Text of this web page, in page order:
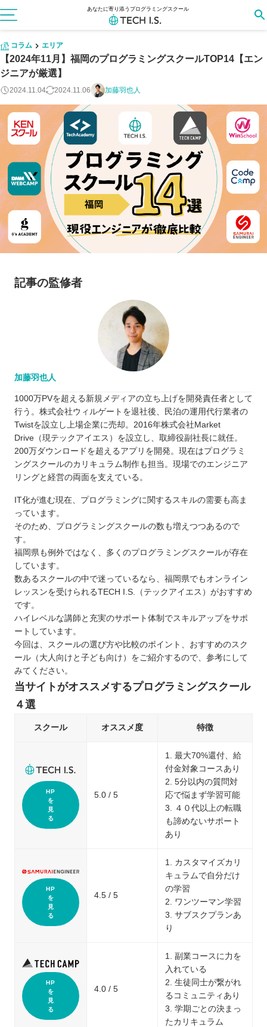
あなたに寄り添うプログラミングスクール
コラム エリア
【2024年11月】福岡のプログラミングスクールTOP14【エン
ジニアが厳選】
2024.11.04 2024.11.06 加藤羽也人
記事の監修者
加藤羽也人
1000万PVを超える新規メディアの立ち上げを開発責任者として
行う。株式会社ウィルゲートを退社後、民泊の運用代行業者の
Twistを設立し上場企業に売却。2016年株式会社Market
Drive（現テックアイエス）を設立し、取締役副社長に就任。
200万ダウンロードを超えるアプリを開発。現在はプログラミ
ングスクールのカリキュラム制作も担当。現場でのエンジニア
リングと経営の両面を支えている。
IT化が進む現在、プログラミングに関するスキルの需要も高ま
っています。
そのため、プログラミングスクールの数も増えつつあるので
す。
福岡県も例外ではなく、多くのプログラミングスクールが存在
しています。
数あるスクールの中で迷っているなら、福岡県でもオンライン
レッスンを受けられるTECH I.S.（テックアイエス）がおすすめ
です。
ハイレベルな講師と充実のサポート体制でスキルアップをサポ
ートしています。
今回は、スクールの選び方や比較のポイント、おすすめのスク
ール（大人向けと子ども向け）をご紹介するので、参考にして
みてください。
当サイトがオススメするプログラミングスクール
４選
スクール オススメ度 特徴
HP
を
見
る
5.0 / 5
1. 最大70%還付、給
付金対象コースあり
2. 5分以内の質問対
応で悩まず学習可能
3. ４０代以上の転職
も諦めないサポート
あり
HP
を
見
る
4.5 / 5
1. カスタマイズカリ
キュラムで自分だけ
の学習
2. ワンツーマン学習
3. サブスクプランあ
り
HP
を
見
る
4.0 / 5
1. 副業コースに力を
入れている
2. 生徒同士が繋がれ
るコミュニティあり
3. 学期ごとの決まっ
たカリキュラム